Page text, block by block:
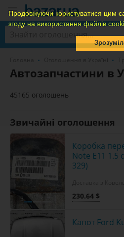
Продовжуючи користуватися цим
згоду на використання файлів
Автозапчастини в
45165 оголошень
Звичайні оголошення
3
Коробка
Note E11 1.5
329)
230.64 $
Капот Ford